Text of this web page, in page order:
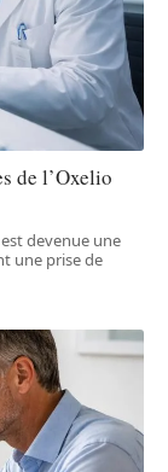
de l’Oxelio
devenue une
une prise de